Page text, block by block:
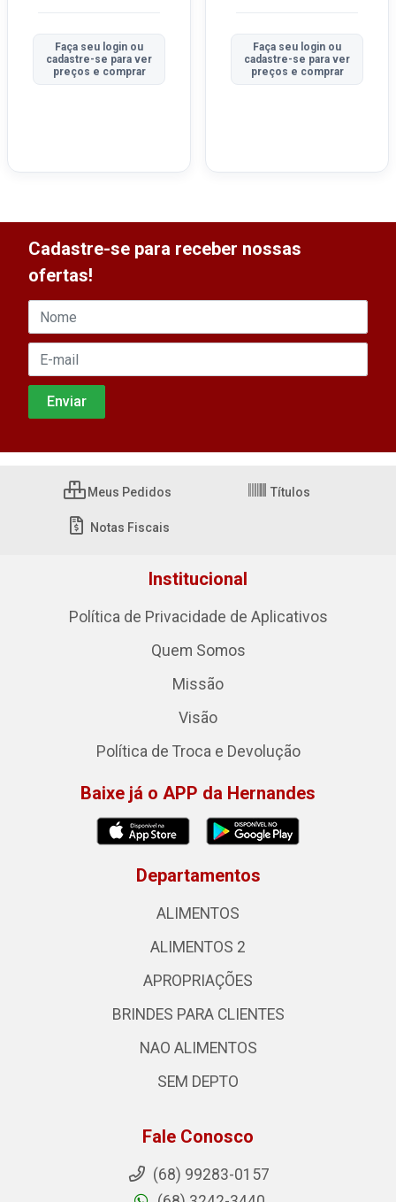
Faça seu login ou
cadastre-se para ver
preços e comprar
Faça seu login ou
cadastre-se para ver
preços e comprar
Cadastre-se para receber nossas
ofertas!
Meus Pedidos Títulos
Notas Fiscais
Institucional
Política de Privacidade de Aplicativos
Quem Somos
Missão
Visão
Política de Troca e Devolução
Baixe já o APP da Hernandes
Departamentos
ALIMENTOS
ALIMENTOS 2
APROPRIAÇÕES
BRINDES PARA CLIENTES
NAO ALIMENTOS
SEM DEPTO
Fale Conosco
(68) 99283-0157